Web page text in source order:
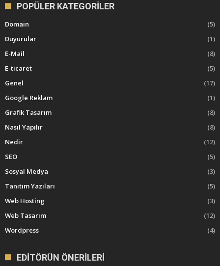
POPÜLER KATEGORILER
Domain
(5)
Duyurular
(1)
E-Mail
(8)
E-ticaret
(5)
Genel
(17)
Google Reklam
(1)
Grafik Tasarım
(8)
Nasıl Yapılır
(8)
Nedir
(12)
SEO
(5)
Sosyal Medya
(3)
Tanıtım Yazıları
(5)
Web Hosting
(3)
Web Tasarım
(12)
Wordpress
(4)
EDITÖRÜN ÖNERILERI